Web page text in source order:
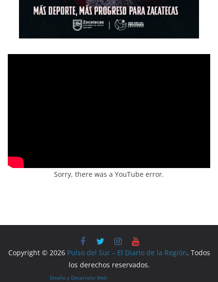
Sorry, there was a YouTube error.
Copyright © 2026 Pulso del Sur – El Diario de la Región. Todos
los derechos reservados.
Diseño y Desarrollo Web